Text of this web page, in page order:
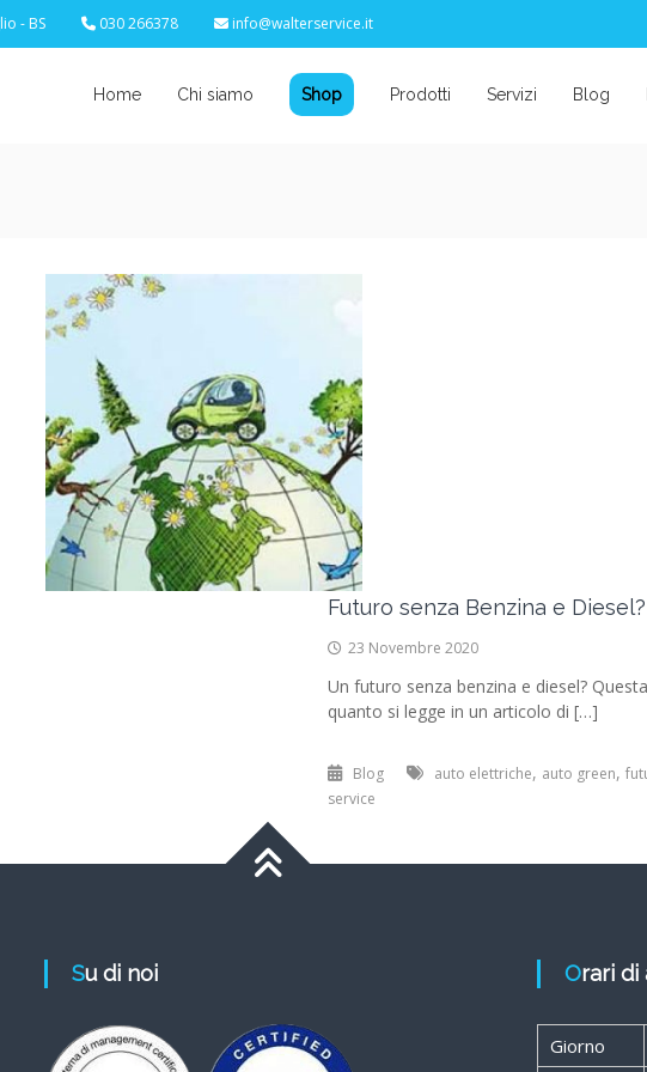
- BS 030 266378 info@walterservice.it
Home Chi siamo Shop Prodotti Servizi Blog
Futuro senza Benzina e Diesel?
23 Novembre 2020
Un futuro senza benzina e diesel?
quanto si legge in un articolo di […]
Blog auto elettriche, auto green,
service
Su di noi Orari
Giorno